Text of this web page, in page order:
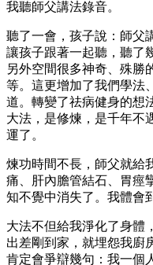
我聽師父講法錄音。
聽了一會，孩子說：師父
讓孩子跟著一起聽，聽了
另外空間很多神奇、殊勝
等。這更增加了我們學法
道。轉變了祛病健身的想
大法，是修煉，是千年不
運了。
煉功時間不長，師父就給
痛、肝內膽管結石、胃痙
知不覺中消失了。我體會
大法不但給我淨化了身體
出差剛到家，就埋怨我廚
肯定會爭辯幾句：我一個